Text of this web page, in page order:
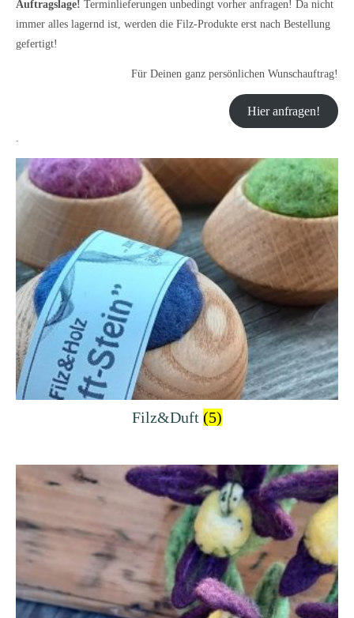
Auftragslage! Terminlieferungen unbedingt vorher anfragen! Da nicht
immer alles lagernd ist, werden die Filz-Produkte erst nach Bestellung
gefertigt!
Für Deinen ganz persönlichen Wunschauftrag!
Hier anfragen!
.
Filz&Duft (5)